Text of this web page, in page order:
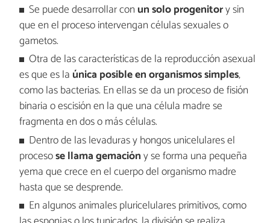
Se puede desarrollar con un solo progenitory sin
que en el proceso intervengan células sexuales o
gametos.
Otra de las características de la reproducción asexual
es que es la única posible en organismos simples,
como las bacterias. En ellas se da un proceso de fisión
binaria o escisión en la que una célula madre se
fragmenta en dos o más células.
Dentro de las levaduras y hongos unicelulares el
procesose llama gemacióny se forma una pequeña
yema que crece en el cuerpo del organismo madre
hasta que se desprende.
En algunos animales pluricelulares primitivos, como